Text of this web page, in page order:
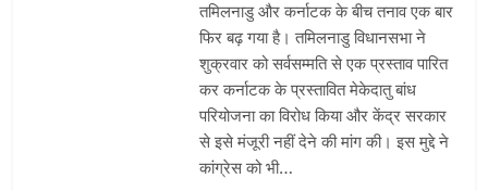
तमिलनाडु और कर्नाटक के बीच तनाव एक बार
फिर बढ़ गया है। तमिलनाडु विधानसभा ने
शुक्रवार को सर्वसम्मति से एक प्रस्ताव पारित
कर कर्नाटक के प्रस्तावित मेकेदातु बांध
परियोजना का विरोध किया और केंद्र सरकार
से इसे मंजूरी नहीं देने की मांग की। इस मुद्दे ने
कांग्रेस को भी…